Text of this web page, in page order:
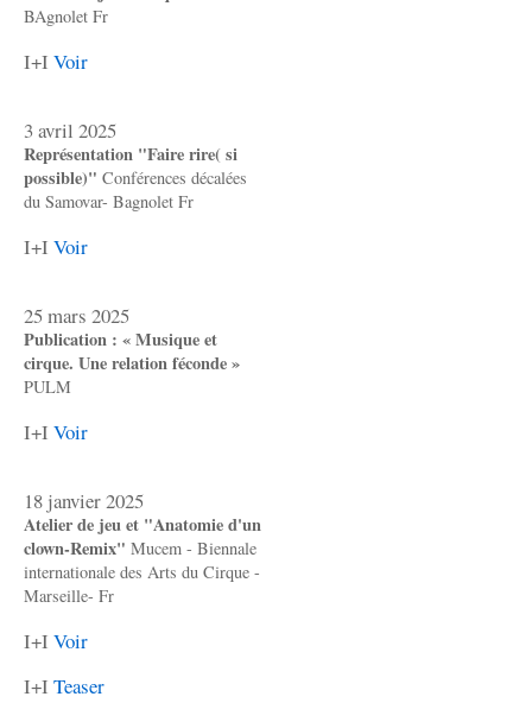
BAgnolet Fr
I+I Voir
3 avril 2025
Représentation "Faire rire( si
possible)" Conférences décalées
du Samovar- Bagnolet Fr
I+I Voir
25 mars 2025
Publication : « Musique et
cirque. Une relation féconde »
PULM
I+I Voir
18 janvier 2025
Atelier de jeu et "Anatomie d'un
clown-Remix" Mucem - Biennale
internationale des Arts du Cirque -
Marseille- Fr
I+I Voir
I+I Teaser